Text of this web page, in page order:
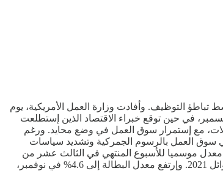
التوظيف. وأفادت وزارة العمل الأمريكية، يوم
للأسبوع المنتهي في العشرين من ديسمبر، في حين توقع خبراء الاقتصاد الذين إستطلعت
العطلات، مع إستمرار سوق العمل في وضع محايد. ورغم
في سوق العمل بالرسوم الجمركية وتشديد سياسات
بسبب عطلة عيد الميلاد، إرتفاع طلبات إعانة البطالة المستمرة بمقدار 38,000 ليصل إلى 1.923 مليون شخص معدل موسميا للأسبوع المنتهي في الثالث عشر من
ديسمبر لتتوافق مع إستطلاع أجراه “كونفرانس بورد”، يوم الثلاثاء الماضي، أظهر تدهورا في تصور المستهلكين لسوق العمل إلى مستويات لم تسجل منذ أوائل 2021. وإرتفع معدل البطالة إلى 4.6% في نوفمبر،